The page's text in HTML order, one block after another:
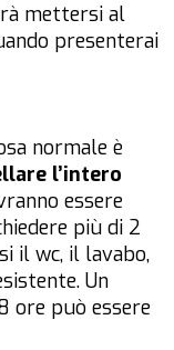
mettersi al
presenterai
normale è
l’intero
essere
più di 2
il wc, il lavabo,
Un
ore può essere